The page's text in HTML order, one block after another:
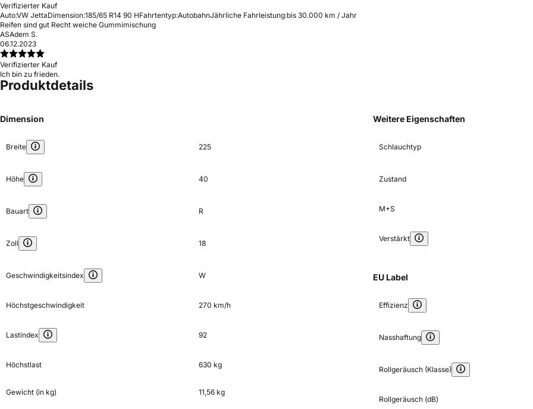
Verifizierter Kauf
Auto:VW JettaDimension:185/65 R14 90 HFahrtentyp:AutobahnJährliche Fahrleistung:bis 30.000 km / Jahr
Reifen sind gut Recht weiche Gummimischung
ASAdem S.
06.12.2023
Verifizierter Kauf
Ich bin zu frieden.
Produktdetails
Dimension
Breite 225
Höhe 40
Bauart R
Zoll 18
Geschwindigkeitsindex W
Höchstgeschwindigkeit 270 km/h
Lastindex 92
Höchstlast 630 kg
Gewicht (in kg) 11,56 kg
Weitere Eigenschaften
Schlauchtyp
Zustand
M+S
Verstärkt
EU Label
Effizienz
Nasshaftung
Rollgeräusch (Klasse)
Rollgeräusch (dB)